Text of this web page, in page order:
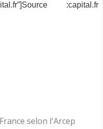
:capital.fr
selon l'Arcep